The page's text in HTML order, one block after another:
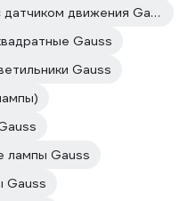
Прожекторы светодиодные с датчиком движения Gauss
Gauss
Gauss
лампы Gauss
Gauss